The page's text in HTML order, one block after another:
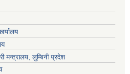
मन्त्रालय, लु्म्बिनी प्रदेश